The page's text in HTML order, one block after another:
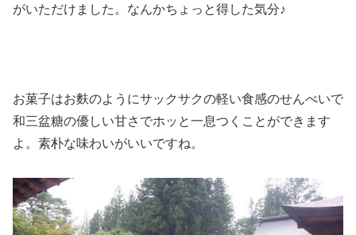
がいただけました。なんかちょっと得した気分♪
お菓子はお麩のようにサックサクの軽い食感のせんべいで
和三盆糖の優しい甘さでホッと一息つくことができます
よ。素朴な味わいがいいですね。